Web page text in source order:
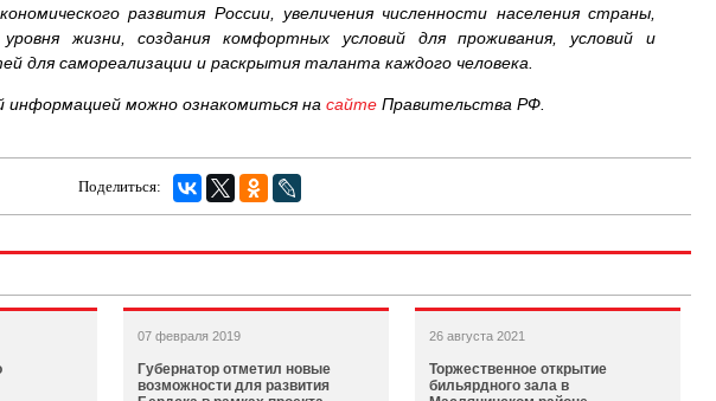
развития России, увеличения численности населения страны,
жизни, создания комфортных условий для проживания, условий и
для самореализации и раскрытия таланта каждого человека.
информацией можно ознакомиться на сайте Правительства РФ.
Поделиться:
07 февраля 2019
Губернатор отметил новые
возможности для развития
26 августа 2021
Торжественное открытие
бильярдного зала в